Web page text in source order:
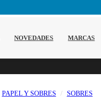
NOVEDADES MARCAS
PAPEL Y SOBRES SOBRES